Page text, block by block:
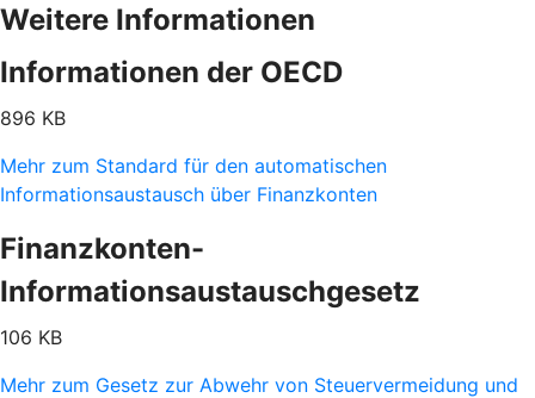
Weitere Informationen
Informationen der OECD
896 KB
Mehr zum Standard für den automatischen
Informationsaustausch über Finanzkonten
Finanzkonten-
Informationsaustauschgesetz
106 KB
Mehr zum Gesetz zur Abwehr von Steuervermeidung und